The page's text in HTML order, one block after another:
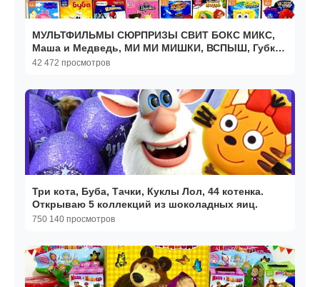
МУЛЬТФИЛЬМЫ СЮРПРИЗЫ СВИТ БОКС МИКС,
Маша и Медведь, МИ МИ МИШКИ, ВСПЫШ, Губка
Боб, БУБА, Фиксики
42 472 просмотров
Три кота, Буба, Тачки, Куклы Лол, 44 котенка.
Открываю 5 коллекций из шоколадных яиц.
750 140 просмотров